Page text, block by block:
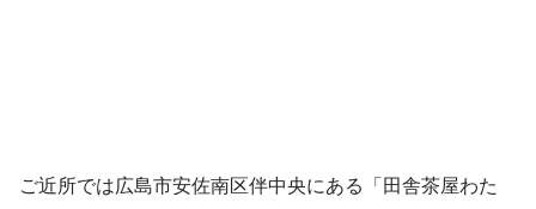
ご近所では広島市安佐南区伴中央にある「田舎茶屋わた